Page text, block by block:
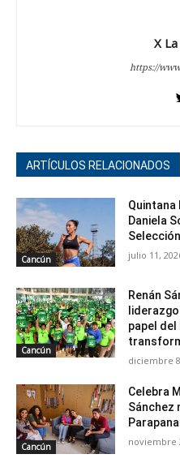
X
https://
ARTÍCULOS RELACIONADOS
Cancún
Quintana
Daniela
julio 11,
Cancún
Renán
papel
diciembre
Cancún
Celebra
Sánchez
noviembre